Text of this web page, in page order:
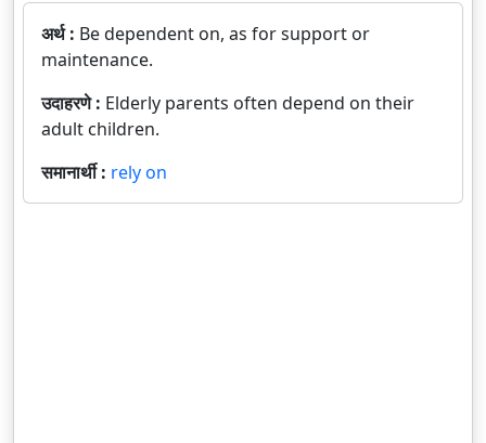
अर्थ : Be dependent on, as for support or
maintenance.
उदाहरणे : Elderly parents often depend on their
adult children.
समानार्थी : rely on